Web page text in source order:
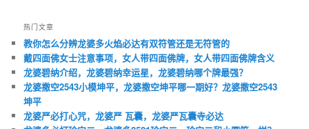
热门文章
教你怎么分辨龙婆多火焰必达有双符管还是无符管的
戴四面佛女士注意事项，女人带四面佛牌，女人带四面佛牌含义
龙婆碧纳介绍，龙婆碧纳幸运星，龙婆碧纳哪个牌最强？
龙婆撒空2543小模坤平，龙婆撒空坤平哪一期好？龙婆撒空2543
坤平
龙婆严必打心咒，龙婆严 瓦囊，龙婆严瓦囊寺必达